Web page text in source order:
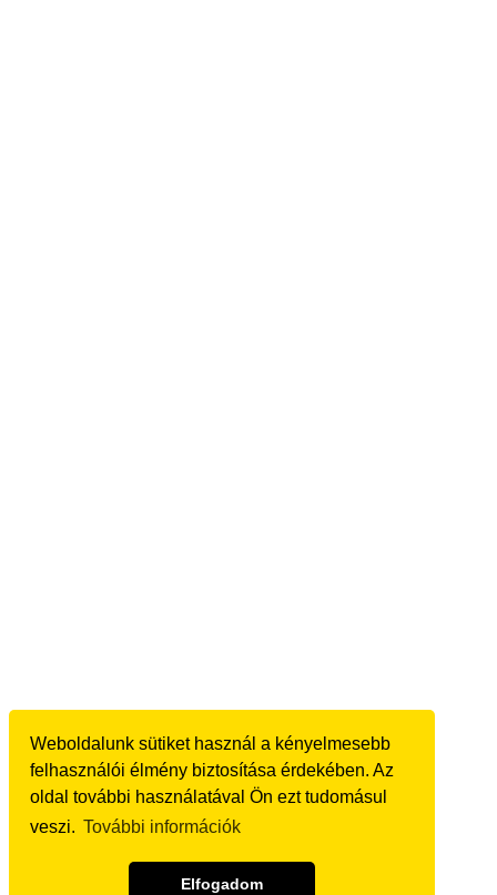
Weboldalunk sütiket használ a kényelmesebb
felhasználói élmény biztosítása érdekében. Az
oldal további használatával Ön ezt tudomásul
veszi. További információk
Elfogadom